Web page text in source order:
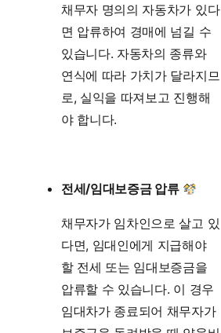
채무자 명의의 자동차가 있다
면 압류하여 경매에 넘길 수
있습니다. 자동차의 종류와
연식에 따라 가치가 달라지므
로, 실익을 따져보고 진행해
야 합니다.
전세/임대보증금 압류
채무자가 임차인으로 살고 있
다면, 임대인에게 지급해야
할 전세 또는 임대보증금을
압류할 수 있습니다. 이 경우
임대차가 종료되어 채무자가